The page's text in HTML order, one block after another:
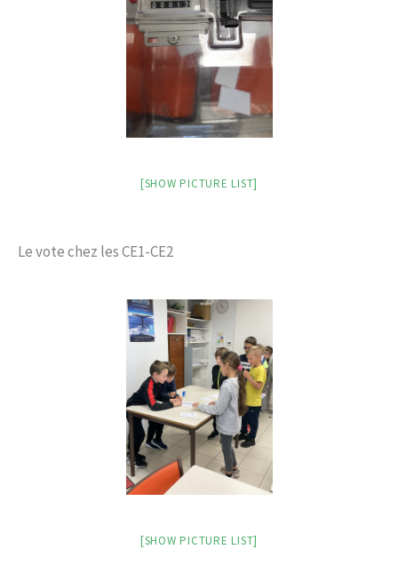
[SHOW PICTURE LIST]
Le vote chez les CE1-CE2
[SHOW PICTURE LIST]